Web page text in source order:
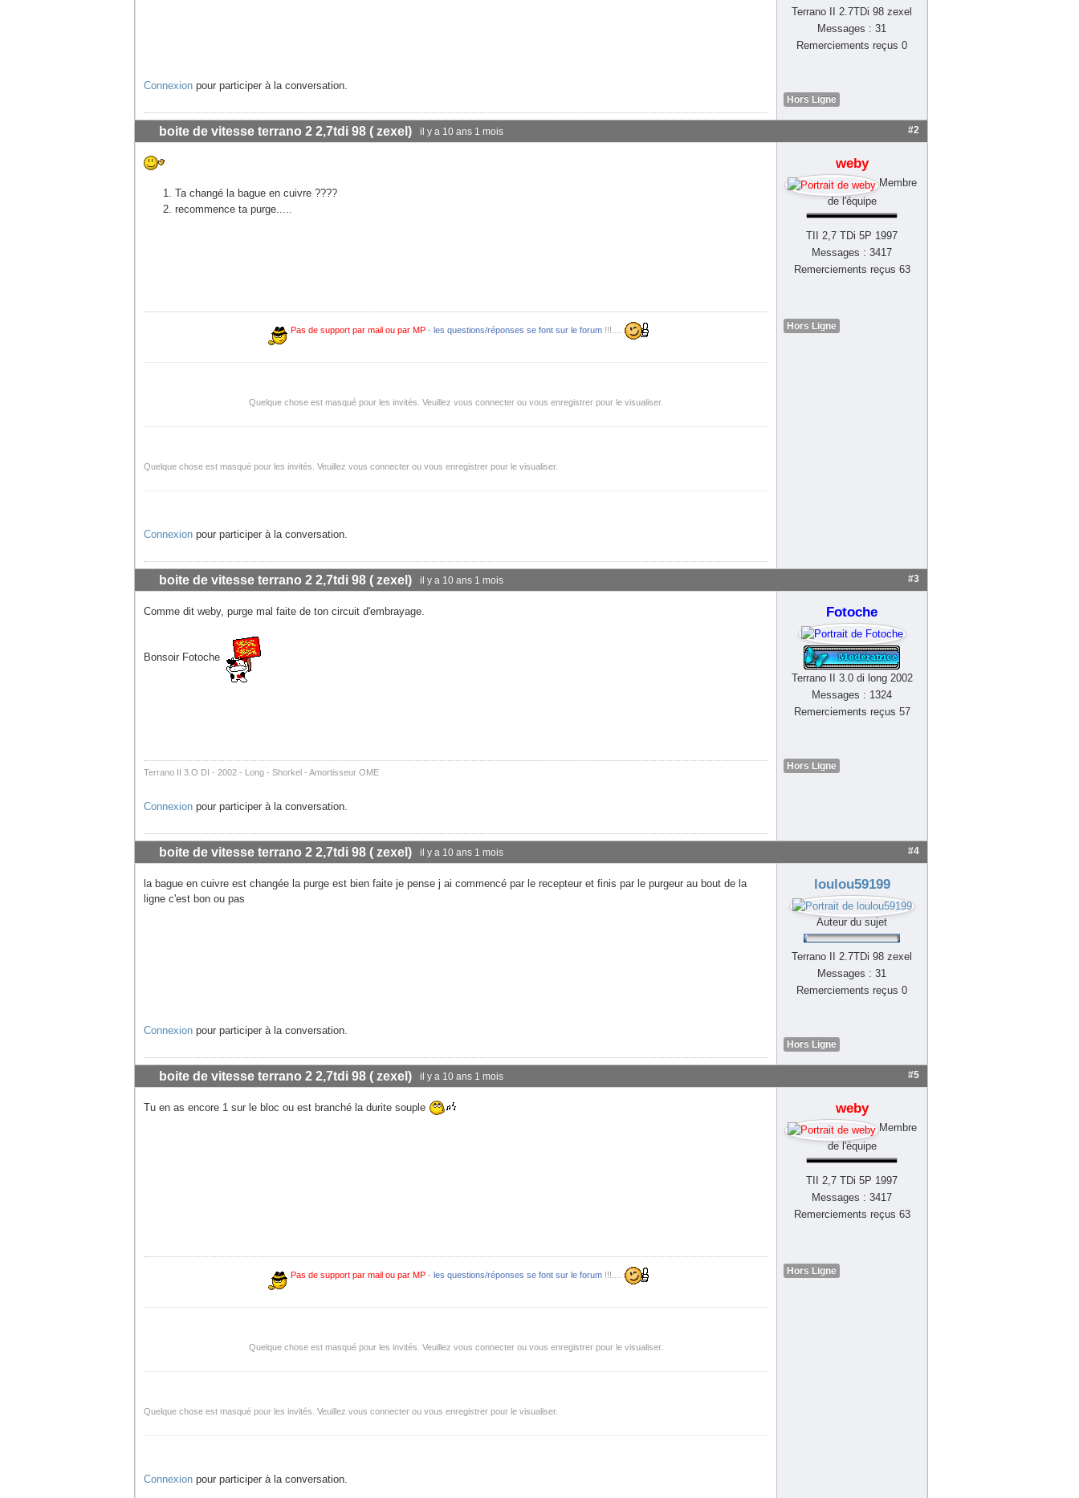
Terrano II 2.7TDi 98 zexel
Messages : 31
Remerciements reçus 0
Hors Ligne
Connexion pour participer à la conversation.
boite de vitesse terrano 2 2,7tdi 98 ( zexel) il y a 10 ans 1 mois #2
Ta changé la bague en cuivre ????
recommence ta purge.....
Pas de support par mail ou par MP- les questions/réponses se font sur le forum!!!....
Quelque chose est masqué pour les invités. Veuillez vous connecter ou vous enregistrer pour le visualiser.
Quelque chose est masqué pour les invités. Veuillez vous connecter ou vous enregistrer pour le visualiser.
weby
Membre
de l'équipe
TII 2,7 TDi 5P 1997
Messages : 3417
Remerciements reçus 63
Hors Ligne
Connexion pour participer à la conversation.
boite de vitesse terrano 2 2,7tdi 98 ( zexel) il y a 10 ans 1 mois #3
Comme dit weby, purge mal faite de ton circuit d'embrayage.
Bonsoir Fotoche
Terrano II 3.O DI - 2002 - Long - Shorkel - Amortisseur OME
Fotoche
Terrano II 3.0 di long 2002
Messages : 1324
Remerciements reçus 57
Hors Ligne
Connexion pour participer à la conversation.
boite de vitesse terrano 2 2,7tdi 98 ( zexel) il y a 10 ans 1 mois #4
la bague en cuivre est changée la purge est bien faite je pense j ai commencé par le recepteur et finis par le purgeur au bout de la
ligne c'est bon ou pas
loulou59199
Auteur du sujet
Terrano II 2.7TDi 98 zexel
Messages : 31
Remerciements reçus 0
Hors Ligne
Connexion pour participer à la conversation.
boite de vitesse terrano 2 2,7tdi 98 ( zexel) il y a 10 ans 1 mois #5
Tu en as encore 1 sur le bloc ou est branché la durite souple
Pas de support par mail ou par MP- les questions/réponses se font sur le forum!!!....
Quelque chose est masqué pour les invités. Veuillez vous connecter ou vous enregistrer pour le visualiser.
Quelque chose est masqué pour les invités. Veuillez vous connecter ou vous enregistrer pour le visualiser.
weby
Membre
de l'équipe
TII 2,7 TDi 5P 1997
Messages : 3417
Remerciements reçus 63
Hors Ligne
Connexion pour participer à la conversation.